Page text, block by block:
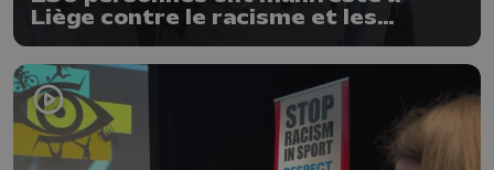
Liège contre le racisme et les